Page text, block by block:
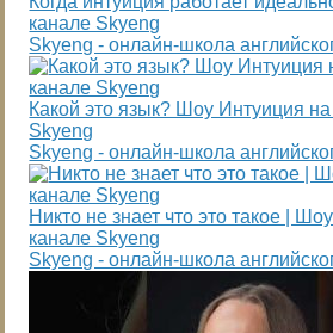
канале Skyeng
Skyeng - онлайн-школа
Какой это язык? Шоу Интуиция
Skyeng
Skyeng - онлайн-школа
Никто не знает что это такое |
канале Skyeng
Skyeng - онлайн-школа